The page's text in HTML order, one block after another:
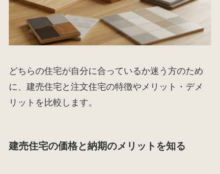
どちらの住宅が自分に合っているか迷う方のため
に、建売住宅と注文住宅の特徴やメリット・デメ
リットを比較します。
建売住宅の価格と納期のメリットを知る